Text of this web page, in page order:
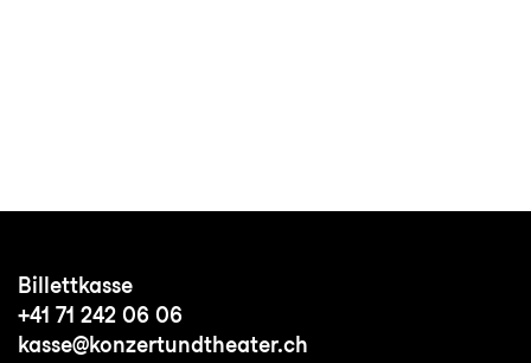
Billettkasse
+41 71 242 06 06
kasse@konzertundtheater.ch